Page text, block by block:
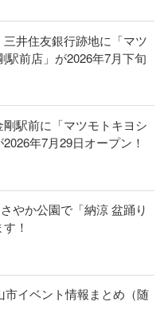
三井住友銀行跡地に「マツ
駅前店」が2026年7月下旬
剛駅前に「マツモトキヨシ
年7月29日オープン！
やか公園で「納涼 盆踊り
！
市イベント情報まとめ（随